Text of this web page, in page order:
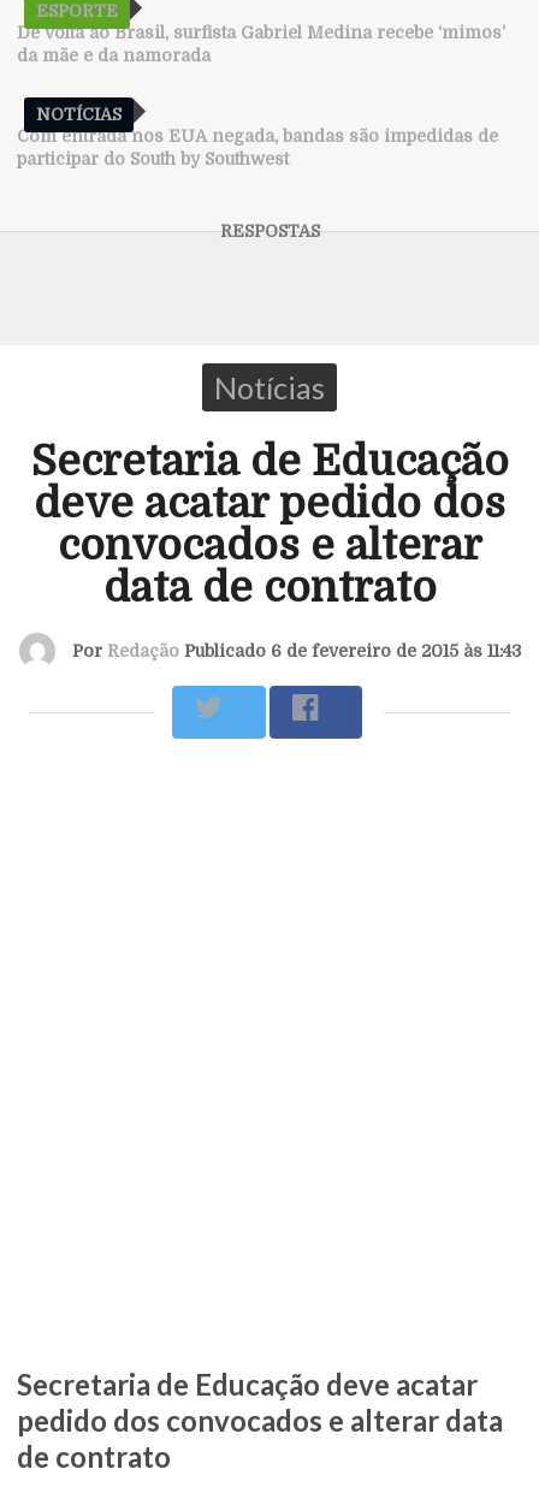
ESPORTE
De volta ao Brasil, surfista Gabriel Medina recebe ‘mimos’
da mãe e da namorada
NOTÍCIAS
Com entrada nos EUA negada, bandas são impedidas de
participar do South by Southwest
Notícias
Secretaria de Educação
deve acatar pedido dos
convocados e alterar
data de contrato
Por RedaçãoPublicado 6 de fevereiro de 2015 às 11:43
Secretaria de Educação deve acatar
pedido dos convocados e alterar data
de contrato